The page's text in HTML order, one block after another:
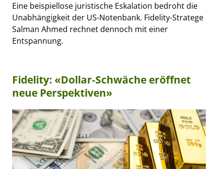
Eine beispiellose juristische Eskalation bedroht die
Unabhängigkeit der US-Notenbank. Fidelity-Stratege
Salman Ahmed rechnet dennoch mit einer
Entspannung.
Fidelity: «Dollar-Schwäche eröffnet
neue Perspektiven»